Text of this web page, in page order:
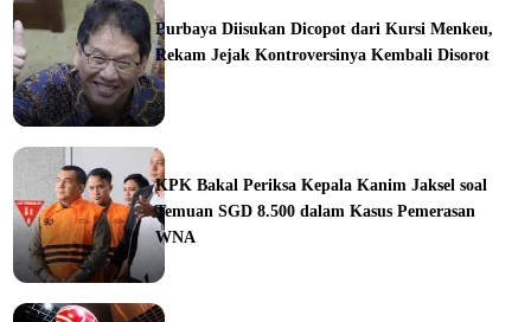
Purbaya Diisukan Dicopot dari Kursi Menkeu,
Rekam Jejak Kontroversinya Kembali Disorot
KPK Bakal Periksa Kepala Kanim Jaksel soal
Temuan SGD 8.500 dalam Kasus Pemerasan
WNA